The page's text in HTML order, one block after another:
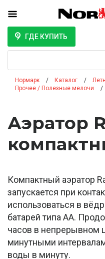
ГДЕ КУПИТЬ
Нормарк Каталог
Прочее / Полезные мелочи
Аэратор
Компактный аэратор
запускается при
использоваться в
батарей типа АА.
часов в непрерывном
минутными
воды в минуту.